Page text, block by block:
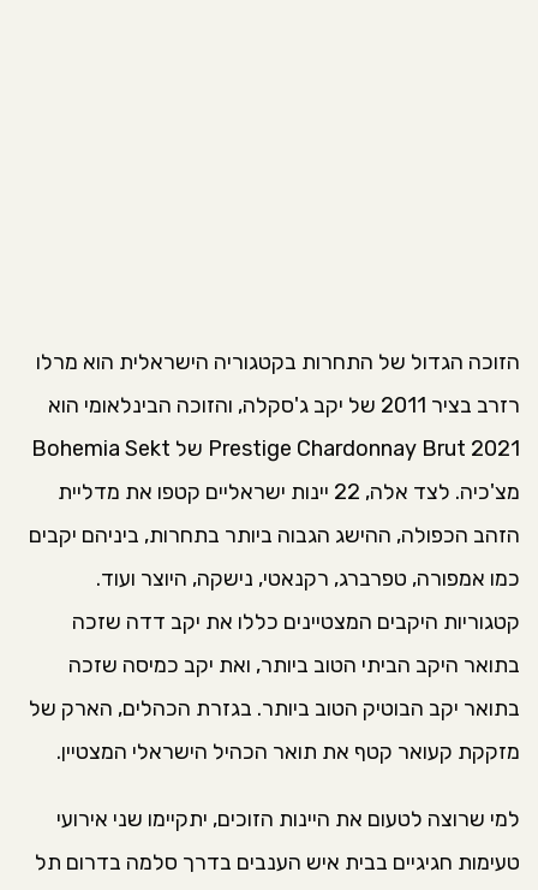
הזוכה הגדול של התחרות בקטגוריה הישראלית הוא מרלו
רזרב בציר 2011 של יקב ג'סקלה, והזוכה הבינלאומי הוא
Prestige Chardonnay Brut 2021 של Bohemia Sekt
מצ'כיה. לצד אלה, 22 יינות ישראליים קטפו את מדליית
הזהב הכפולה, ההישג הגבוה ביותר בתחרות, ביניהם יקבים
כמו אמפורה, טפרברג, רקנאטי, נישקה, היוצר ועוד.
קטגוריות היקבים המצטיינים כללו את יקב דדה שזכה
בתואר היקב הביתי הטוב ביותר, ואת יקב כמיסה שזכה
בתואר יקב הבוטיק הטוב ביותר. בגזרת הכהלים, הארק של
מזקקת קעואר קטף את תואר הכהיל הישראלי המצטיין.
למי שרוצה לטעום את היינות הזוכים, יתקיימו שני אירועי
טעימות חגיגיים בבית איש הענבים בדרך סלמה בדרום תל